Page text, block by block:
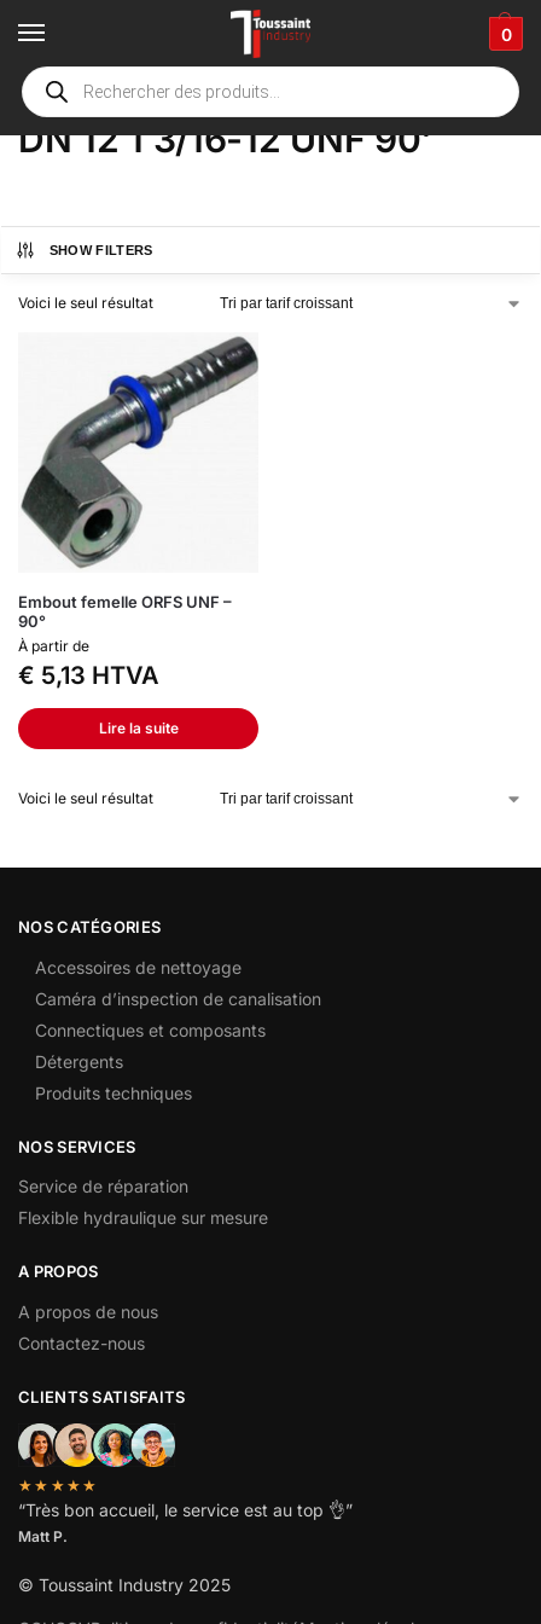
0
Accueil boutique / Product Options
DN 12 1 3/16-12 UNF 90'
SHOW FILTERS
Voici le seul résultat
Embout femelle ORFS UNF –
90°
À partir de
€ 5,13 HTVA
Lire la suite
Voici le seul résultat
NOS CATÉGORIES
Accessoires de nettoyage
Caméra d’inspection de canalisation
Connectiques et composants
Détergents
Produits techniques
NOS SERVICES
Service de réparation
Flexible hydraulique sur mesure
A PROPOS
A propos de nous
Contactez-nous
CLIENTS SATISFAITS
★★★★★
“Très bon accueil, le service est au top 👌”
Matt P.
© Toussaint Industry 2025